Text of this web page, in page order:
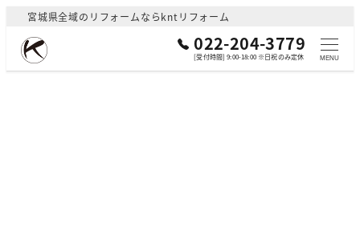
コ
宮城県全域のリフォームならkntリフォーム
022-204-3779
[受付時間] 9:00-18:00 ※日祝のみ定休 MENU